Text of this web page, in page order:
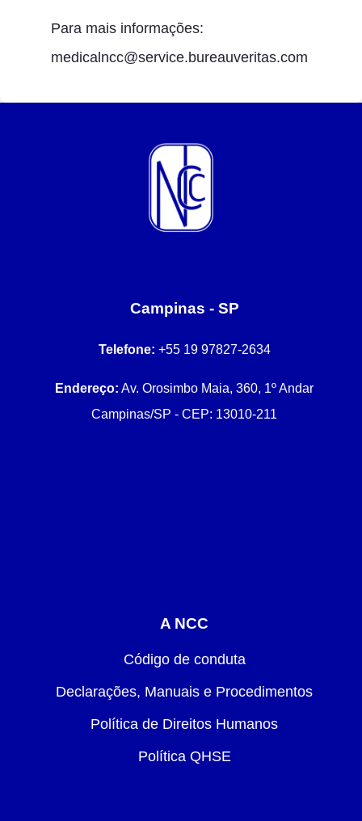
Para mais informações:
medicalncc@service.bureauveritas.com
Campinas - SP
Telefone: +55 19 97827-2634
Endereço: Av. Orosimbo Maia, 360, 1º Andar
Campinas/SP - CEP: 13010-211
A NCC
Código de conduta
Declarações, Manuais e Procedimentos
Política de Direitos Humanos
Política QHSE